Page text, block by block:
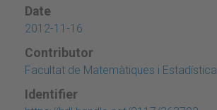
Date
2012-11-16
Contributor
Facultat de Matemàtiques i Estadística
Identifier